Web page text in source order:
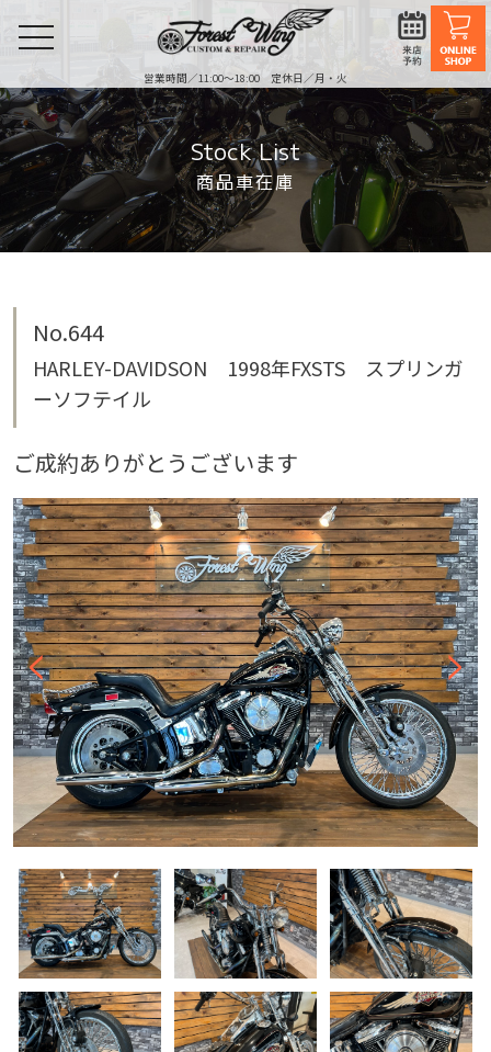
営業時間／11:00〜18:00 定休日／月・火
toggle
navigation
Stock List
商品車在庫
No.644
HARLEY-DAVIDSON 1998年FXSTS スプリンガ
ーソフテイル
ご成約ありがとうございます